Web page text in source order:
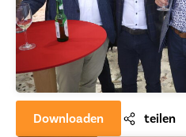
Downloaden teilen